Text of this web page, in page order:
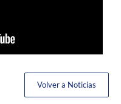
Volver a Noticias